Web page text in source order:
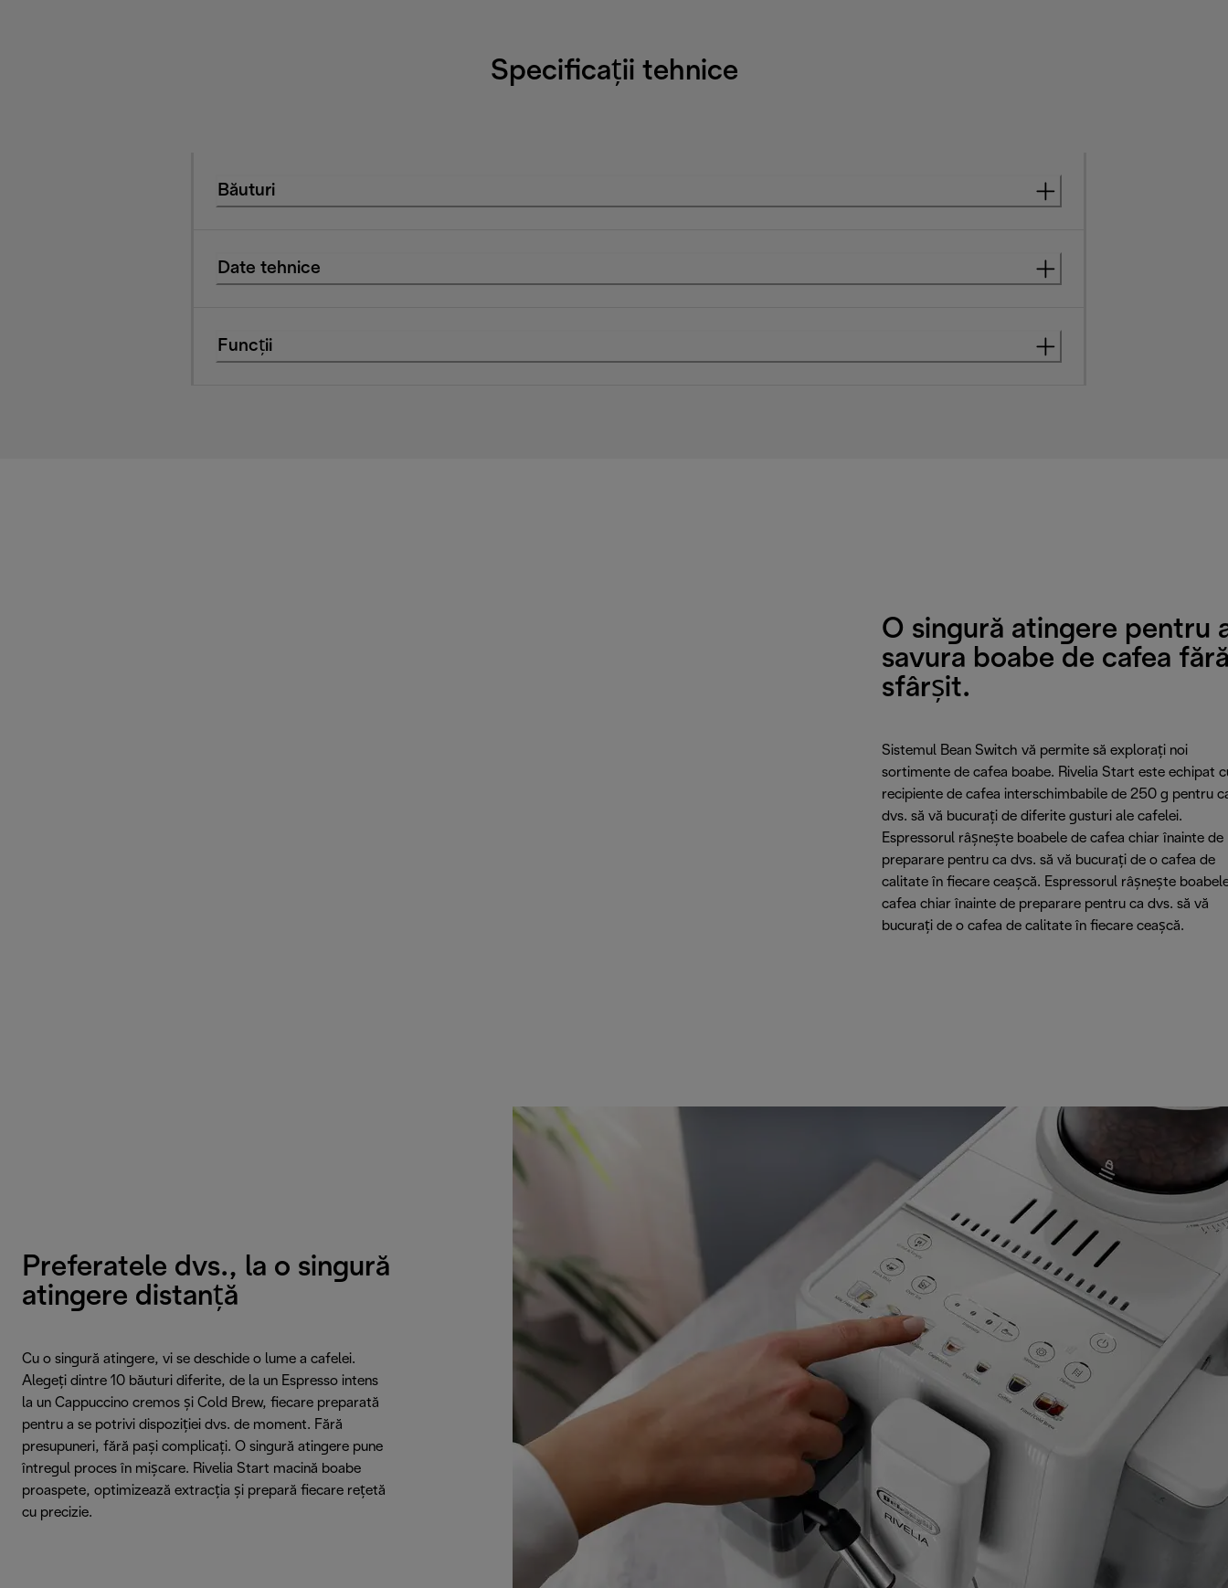
Specificații tehnice
Băuturi
Date tehnice
Funcții
O singură atingere pentru
savura boabe de cafea
sfârșit.
Sistemul Bean Switch vă permite să explorați noi
sortimente de cafea boabe. Rivelia Start este echipat
recipiente de cafea interschimbabile de 250 g pentru
dvs. să vă bucurați de diferite gusturi ale cafelei.
Espressorul râșnește boabele de cafea chiar înainte de
preparare pentru ca dvs. să vă bucurați de o cafea de
calitate în fiecare ceașcă. Espressorul râșnește
cafea chiar înainte de preparare pentru ca dvs. să vă
bucurați de o cafea de calitate în fiecare ceașcă.
Preferatele dvs., la o singură
atingere distanță
Cu o singură atingere, vi se deschide o lume a cafelei.
Alegeți dintre 10 băuturi diferite, de la un Espresso intens
la un Cappuccino cremos și Cold Brew, fiecare preparată
pentru a se potrivi dispoziției dvs. de moment. Fără
presupuneri, fără pași complicați. O singură atingere pune
întregul proces în mișcare. Rivelia Start macină boabe
proaspete, optimizează extracția și prepară fiecare rețetă
cu precizie.